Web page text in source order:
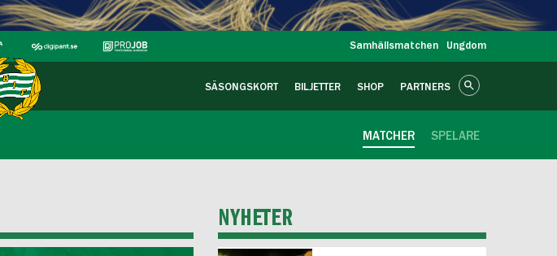
Samhällsmatchen Ungdom
SÄSONGSKORT BILJETTER SHOP PARTNERS
SPELARE
MATCHER
NYHETER